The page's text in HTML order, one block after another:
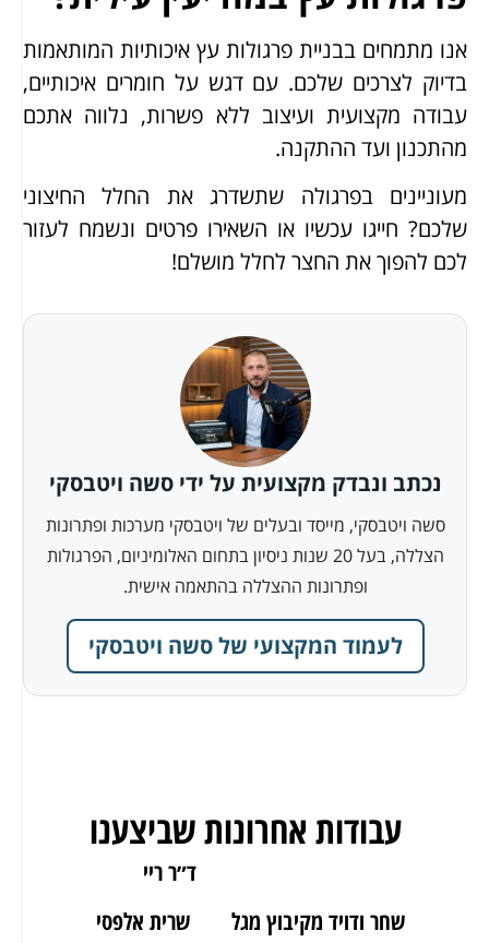
אנו מתמחים בבניית פרגולות עץ איכותיות המותאמות
בדיוק לצרכים שלכם. עם דגש על חומרים איכותיים,
עבודה מקצועית ועיצוב ללא פשרות, נלווה אתכם
מהתכנון ועד ההתקנה.
מעוניינים בפרגולה שתשדרג את החלל החיצוני
שלכם? חייגו עכשיו או השאירו פרטים ונשמח לעזור
לכם להפוך את החצר לחלל מושלם!
נכתב ונבדק מקצועית על ידי סשה ויטבסקי
סשה ויטבסקי, מייסד ובעלים של ויטבסקי מערכות ופתרונות
הצללה, בעל 20 שנות ניסיון בתחום האלומיניום, הפרגולות
ופתרונות ההצללה בהתאמה אישית.
לעמוד המקצועי של סשה ויטבסקי
עבודות אחרונות שביצענו
ד״ר ריי
שחר ודויד מקיבוץ מגל
שרית אלפסי